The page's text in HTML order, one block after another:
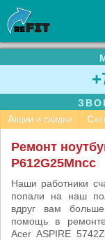
Акции и скидки
Ремонт
P612G25Mncc
Наши работники
попали на наш
вдруг вам
помощь в ремонте
Acer ASPIRE